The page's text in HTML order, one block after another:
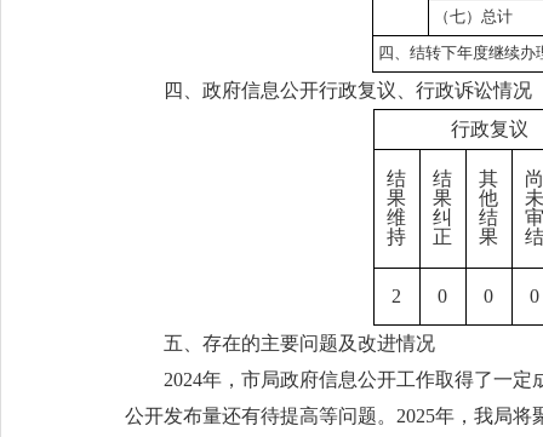
（七）总计
四、结转下年度继续办
四、政府信息公开行政复议、行政诉讼情况
行政复议
结
果
维
持
结
果
纠
正
其
他
结
果
尚
未
审
结
2 0 0 0
五、存在的主要问题及改进情况
2024年，市局政府信息公开工作取得了一
公开发布量还有待提高等问题。2025年，我局